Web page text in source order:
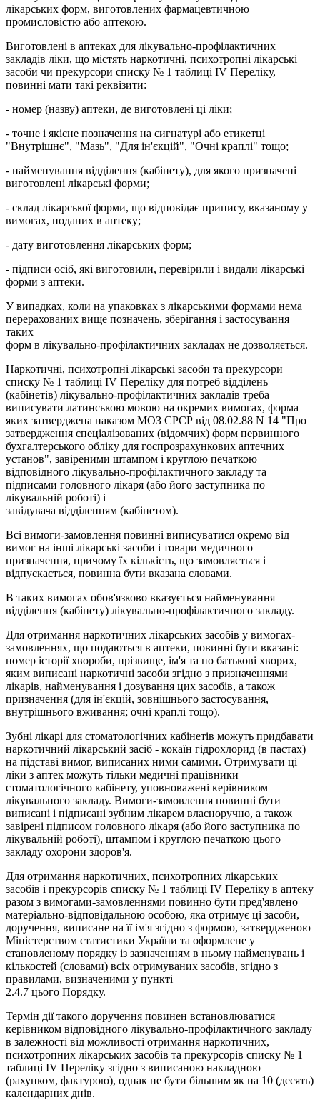
лікарських форм, виготовлених фармацевтичною
промисловістю або аптекою.
Виготовлені в аптеках для лікувально-профілактичних
закладів ліки, що містять наркотичні, психотропні лікарські
засоби чи прекурсори списку № 1 таблиці IV Переліку,
повинні мати такі реквізити:
- номер (назву) аптеки, де виготовлені ці ліки;
- точне i якісне позначення на сигнатурі або етикетці
"Внутрішнє", "Мазь", "Для ін'єкцій", "Очні краплі" тощо;
- найменування відділення (кабінету), для якого призначені
виготовлені лікарські форми;
- склад лікарської форми, що відповідає припису, вказаному у
вимогах, поданих в аптеку;
- дату виготовлення лікарських форм;
- підписи осіб, які виготовили, перевірили i видали лікарські
форми з аптеки.
У випадках, коли на упаковках з лікарськими формами нема
перерахованих вище позначень, зберігання i застосування
таких
форм в лікувально-профілактичних закладах не дозволяється.
Наркотичні, психотропні лікарські засоби та прекурсори
списку № 1 таблиці IV Переліку для потреб відділень
(кабінетів) лікувально-профілактичних закладів треба
виписувати латинською мовою на окремих вимогах, форма
яких затверджена наказом МОЗ СРСР від 08.02.88 N 14 "Про
затвердження спеціалізованих (відомчих) форм первинного
бухгалтерського обліку для госпрозрахункових аптечних
установ", завіреними штампом i круглою печаткою
відповідного лікувально-профілактичного закладу та
підписами головного лікаря (або його заступника по
лікувальній роботі) і
завідувача відділенням (кабінетом).
Всі вимоги-замовлення повинні виписуватися окремо від
вимог на інші лікарські засоби i товари медичного
призначення, причому їх кількість, що замовляється i
відпускається, повинна бути вказана словами.
В таких вимогах обов'язково вказується найменування
відділення (кабінету) лікувально-профілактичного закладу.
Для отримання наркотичних лікарських засобів у вимогах-
замовленнях, що подаються в аптеки, повинні бути вказані:
номер історії хвороби, прізвище, ім'я та по батькові хворих,
яким виписані наркотичні засоби згідно з призначеннями
лікарів, найменування i дозування цих засобів, а також
призначення (для ін'єкцій, зовнішнього застосування,
внутрішнього вживання; очні краплі тощо).
Зубні лікарі для стоматологічних кабінетів можуть придбавати
наркотичний лікарський засіб - кокаїн гідрохлорид (в пастах)
на підставі вимог, виписаних ними самими. Отримувати ці
ліки з аптек можуть тільки медичні працівники
стоматологічного кабінету, уповноважені керівником
лікувального закладу. Вимоги-замовлення повинні бути
виписані і підписані зубним лікарем власноручно, а також
завірені підписом головного лікаря (або його заступника по
лікувальній роботі), штампом i круглою печаткою цього
закладу охорони здоров'я.
Для отримання наркотичних, психотропних лікарських
засобів i прекурсорів списку № 1 таблиці IV Переліку в аптеку
разом з вимогами-замовленнями повинно бути пред'явлено
матеріально-відповідальною особою, яка отримує ці засоби,
доручення, виписане на її ім'я згідно з формою, затвердженою
Міністерством статистики України та оформлене у
становленому порядку із зазначенням в ньому найменувань і
кількостей (словами) всіх отримуваних засобів, згідно з
правилами, визначеними у пункті
2.4.7 цього Порядку.
Термін дії такого доручення повинен встановлюватися
керівником відповідного лікувально-профілактичного закладу
в залежності від можливості отримання наркотичних,
психотропних лікарських засобів та прекурсорів списку № 1
таблиці IV Переліку згідно з виписаною накладною
(рахунком, фактурою), однак не бути більшим як на 10 (десять)
календарних днів.